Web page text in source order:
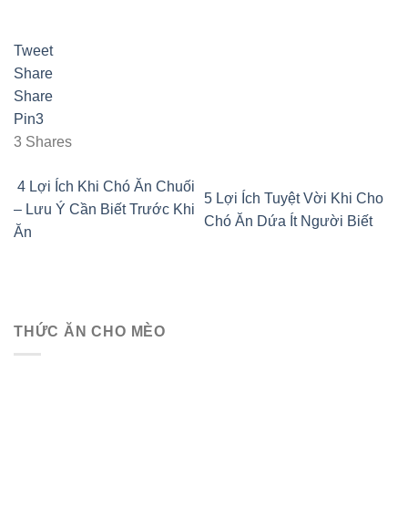
Tweet
Share
Share
Pin3
3 Shares
4 Lợi Ích Khi Chó Ăn Chuối
– Lưu Ý Cần Biết Trước Khi
Ăn
5 Lợi Ích Tuyệt Vời Khi Cho
Chó Ăn Dứa Ít Người Biết
THỨC ĂN CHO MÈO